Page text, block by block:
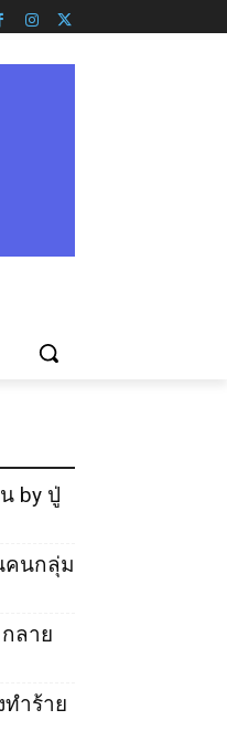
by ปู่
คนกลุ่ม
ลาย
ทำร้าย